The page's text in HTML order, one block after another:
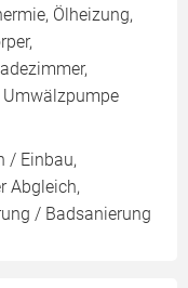
Ölheizung,
/ Einbau,
Abgleich,
/ Badsanierung